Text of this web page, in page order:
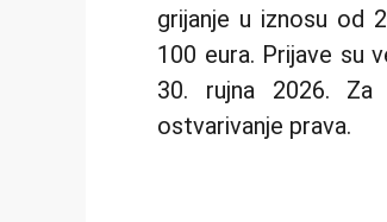
grijanje u iznosu od
100 eura. Prijave su
30. rujna 2026.
ostvarivanje prava.